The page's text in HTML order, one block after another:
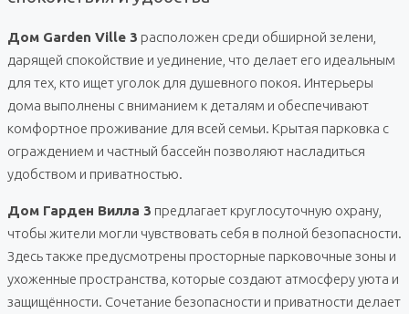
Дом Garden Ville 3 расположен среди обширной зелени,
дарящей спокойствие и уединение, что делает его идеальным
для тех, кто ищет уголок для душевного покоя. Интерьеры
дома выполнены с вниманием к деталям и обеспечивают
комфортное проживание для всей семьи. Крытая парковка с
ограждением и частный бассейн позволяют насладиться
удобством и приватностью.
Дом Гарден Вилла 3 предлагает круглосуточную охрану,
чтобы жители могли чувствовать себя в полной безопасности.
Здесь также предусмотрены просторные парковочные зоны и
ухоженные пространства, которые создают атмосферу уюта и
защищённости. Сочетание безопасности и приватности делает